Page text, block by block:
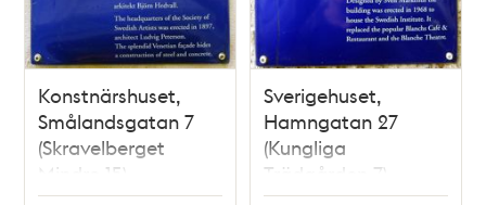
Konstnärshuset,
Smålandsgatan 7
(Skravelberget
Mindre 15)
Sverigehuset,
Hamngatan 27
(Kungliga
Trädgården 7)